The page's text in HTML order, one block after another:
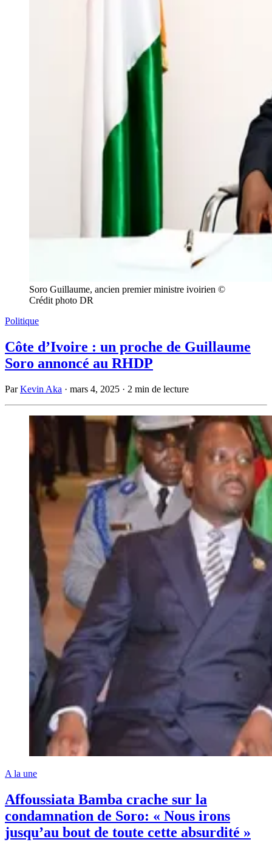
Soro Guillaume, ancien premier ministre ivoirien ©
Crédit photo DR
Politique
Côte d’Ivoire : un proche de Guillaume
Soro annoncé au RHDP
ParKevin Aka · mars 4, 2025 · 2 min de lecture
A la une
Affoussiata Bamba crache sur la
condamnation de Soro: « Nous irons
jusqu’au bout de toute cette absurdité »